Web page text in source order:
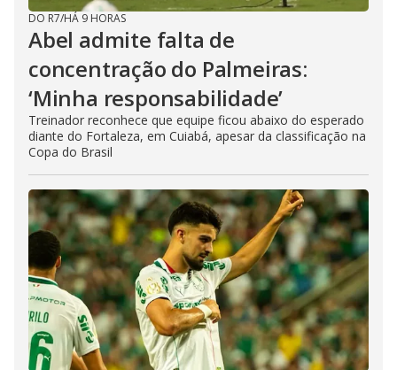
DO R7/HÁ 9 HORAS
Abel admite falta de
concentração do Palmeiras:
‘Minha responsabilidade’
Treinador reconhece que equipe ficou abaixo do esperado
diante do Fortaleza, em Cuiabá, apesar da classificação na
Copa do Brasil